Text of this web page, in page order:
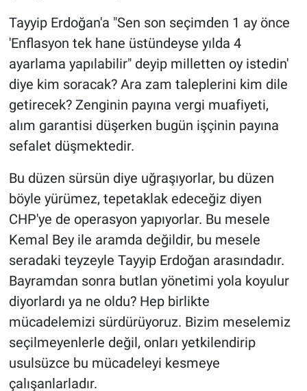
Tayyip Erdoğan'a "Sen son seçimden 1 ay önce
'Enflasyon tek hane üstündeyse yılda 4
ayarlama yapılabilir" deyip milletten oy istedin'
diye kim soracak? Ara zam taleplerini kim dile
getirecek? Zenginin payına vergi muafiyeti,
alım garantisi düşerken bugün işçinin payına
sefalet düşmektedir.
Bu düzen sürsün diye uğraşıyorlar, bu düzen
böyle yürümez, tepetaklak edeceğiz diyen
CHP'ye de operasyon yapıyorlar. Bu mesele
Kemal Bey ile aramda değildir, bu mesele
seradaki teyzeyle Tayyip Erdoğan arasındadır.
Bayramdan sonra butlan yönetimi yola koyulur
diyorlardı ya ne oldu? Hep birlikte
mücadelemizi sürdürüyoruz. Bizim meselemiz
seçilmeyenlerle değil, onları yetkilendirip
usulsüzce bu mücadeleyi kesmeye
çalışanlarladır.